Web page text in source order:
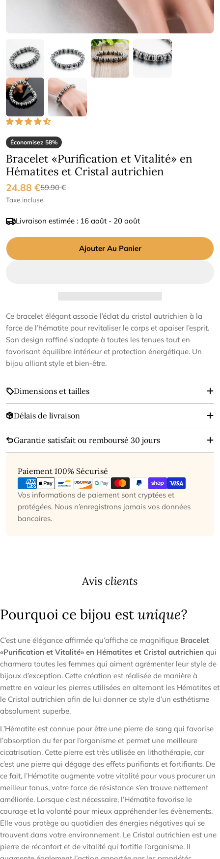
Économisez 58%
Bracelet «Purification et Vitalité» en
Hématites et Cristal autrichien
Prix
vente
24.88 €
Prix
59.90 €
Taxe incluse.
Livraison estimée : 16 août - 20 août
Ajouter Au Panier
Ce bracelet élégant associe l’éclat du cristal autrichien à la
force de l’hématite pour revitaliser le corps et apaiser l’esprit.
Son design raffiné s’adapte à toutes les tenues tout en
favorisant équilibre intérieur et protection énergétique. Un
bijou alliant style et bien-être.
Dimensions et tailles
Délais de livraison
Garantie satisfait ou remboursé 30 jours
Paiement 100% Sécurisé
Modes
de
paiement
Vos informations de paiement sont cryptées et
protégées. Nous n’enregistrons jamais vos données
bancaires.
Avis clients
Pourquoi ce bijou estunique?
C’est une élégance affirmée qu’affiche ce magnifique Bracelet
«Purification et Vitalité» en Hématites et Cristal autrichien qui
charmera toutes les femmes qui aiment agrémenter leur style de
bijoux d’exception. Cette création est réalisée de manière à
mettre en valeur les pierres utilisées en alternant les Hématites et
le Cristal autrichien afin de lui donner ce style d’un esthétisme
absolument superbe.
L’Hématite est connue pour être une pierre de sang qui favorise
l’absorption du fer par l’organisme et permet une meilleure
cicatrisation. Cette pierre est très utilisée en lithothérapie, car
c’est une pierre qui dégage des effets purifiants et fortifiants. De
ce fait, l’Hématite augmente votre vitalité pour vous procurer un
meilleur tonus, votre force de résistance s’en trouve nettement
améliorée. Lorsque c’est nécessaire, l’Hématite favorise le
courage et la volonté pour mieux appréhender les évènements.
Elle vous protège au quotidien des énergies négatives qui se
trouvent dans votre environnement. Le Cristal autrichien est une
pierre de réconfort et de vitalité qui fortifie l’organisme. Il